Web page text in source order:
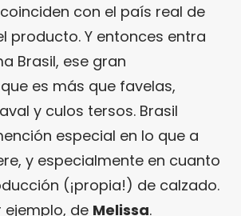
con el país real de
producto. Y entonces entra
Brasil, ese gran
es más que favelas,
y culos tersos. Brasil
especial en lo que a
y especialmente en cuanto
(¡propia!) de calzado.
de Melissa.